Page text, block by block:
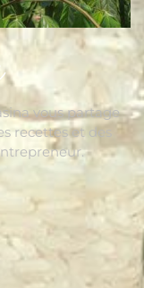
vous partage
recettes et des